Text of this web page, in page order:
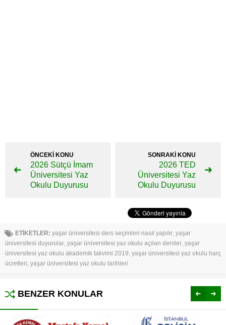
ÖNCEKİ KONU
2026 Sütçü İmam
Üniversitesi Yaz
Okulu Duyurusu
SONRAKİ KONU
2026 TED
Üniversitesi Yaz
Okulu Duyurusu
ETİKETLER: yaşar üniversitesi ders seçimleri nasıl yapılır, yaşar
üniversitesi duyurular, yaşar üniversitesi yaz okulu açılan dersler, yaşar
üniversitesi yaz okulu akademik takvimi 2019, yaşar üniversitesi yaz okulu harç
ücretleri, yaşar üniversitesi yaz okulu tarihleri
BENZER KONULAR